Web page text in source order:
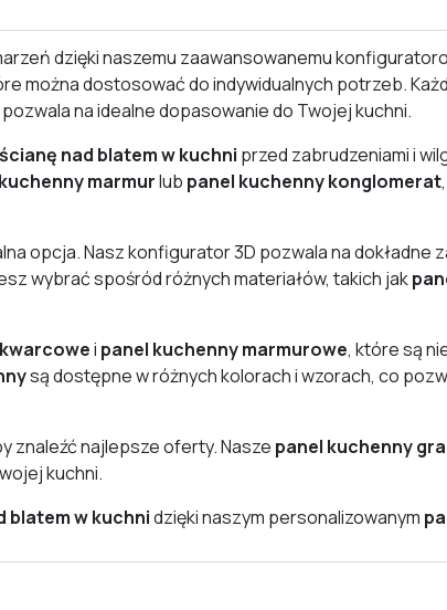
dzięki naszemu zaawansowanemu
można dostosować do indywidualnych potrzeb.
na idealne dopasowanie do Twojej kuchni.
ścianę nad blatem w kuchni przed zabrudzeniami i
marmurlub panel kuchenny konglomerat
opcja. Nasz konfigurator 3D pozwala na dokładne
wybrać spośród różnych materiałów, takich jak
i panel kuchenny marmurowe, które są
są dostępne w różnych kolorach i wzorach, co
znaleźć najlepsze oferty. Nasze panel kuchenny
kuchni.
blatem w kuchnidzięki naszym personalizowanym